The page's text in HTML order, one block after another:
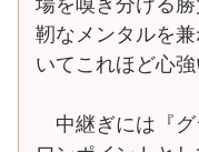
靭なメンタルを
いてこれほど心強
中継ぎには『グ